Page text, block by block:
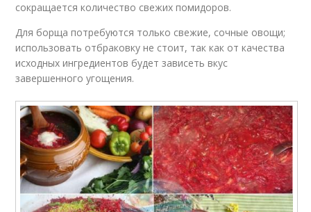
сокращается количество свежих помидоров.
Для борща потребуются только свежие, сочные овощи;
использовать отбраковку не стоит, так как от качества
исходных ингредиентов будет зависеть вкус
завершенного угощения.